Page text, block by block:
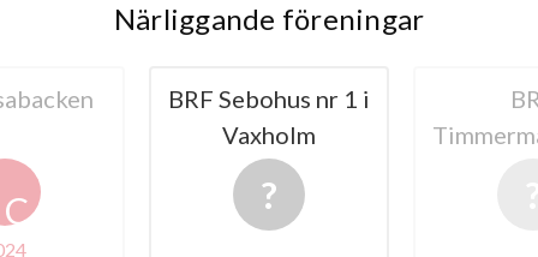
Närliggande föreningar
nr 1 i
BRF
Timmermannen 13